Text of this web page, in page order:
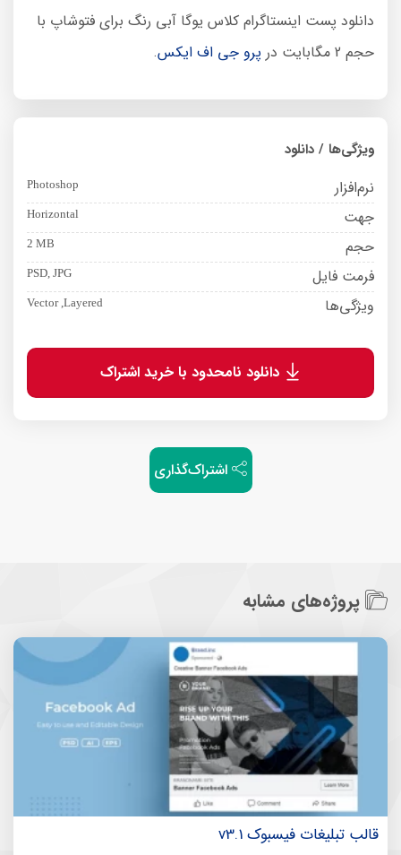
دانلود پست اینستاگرام کلاس یوگا آبی رنگ برای فتوشاپ با
حجم 2 مگابایت در
پرو جی اف ایکس.
ویژگی‌ها / دانلود
نرم‌افزار Photoshop
جهت Horizontal
حجم 2 MB
فرمت فایل PSD, JPG
ویژگی‌ها Vector ,Layered
دانلود نامحدود با خرید اشتراک
اشتراک‌گذاری
پروژه‌های مشابه
قالب تبلیغات فیسبوک v3.1